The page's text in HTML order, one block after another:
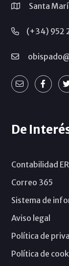
Santa
(+34) 952
De
Contabilidad
Correo 365
Sistema de
Aviso legal
Política de
Política de